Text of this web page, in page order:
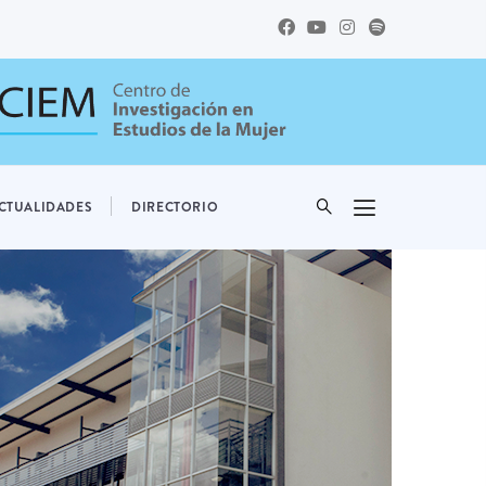
DIRECTORIO